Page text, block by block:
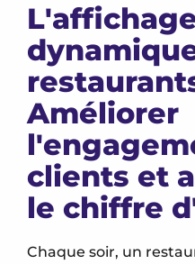
Améliorer
clients et
le chiffre
Chaque soir, un